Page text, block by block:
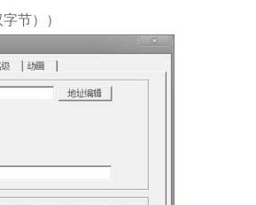
节））